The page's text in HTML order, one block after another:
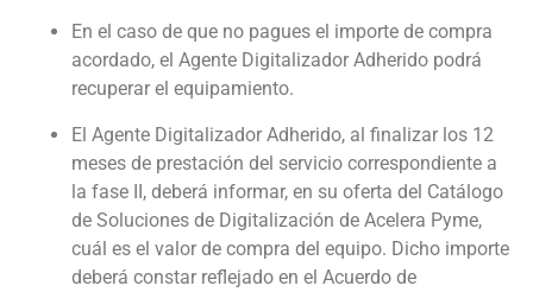
En el caso de que no pagues el importe de compra
acordado, el Agente Digitalizador Adherido podrá
recuperar el equipamiento.
El Agente Digitalizador Adherido, al finalizar los 12
meses de prestación del servicio correspondiente a
la fase II, deberá informar, en su oferta del Catálogo
de Soluciones de Digitalización de Acelera Pyme,
cuál es el valor de compra del equipo. Dicho importe
deberá constar reflejado en el Acuerdo de